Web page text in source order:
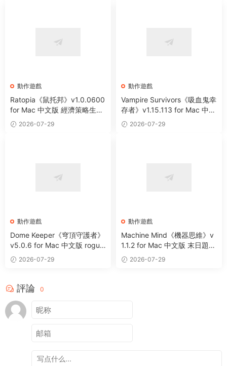
動作遊戲
Ratopia《鼠托邦》v1.0.0600
for Mac 中文版 經濟策略生存
沙盒城市建設模拟遊戲
2026-07-29
動作遊戲
Vampire Survivors《吸血鬼幸
存者》v1.15.113 for Mac 中文
版 像素風動作冒險遊戲
2026-07-29
動作遊戲
Dome Keeper《穹頂守護者》
v5.0.6 for Mac 中文版 roguel
ike采礦休閑動作遊戲
2026-07-29
動作遊戲
Machine Mind《機器思維》v
1.1.2 for Mac 中文版 末日題材
動作遊戲
2026-07-29
評論 0